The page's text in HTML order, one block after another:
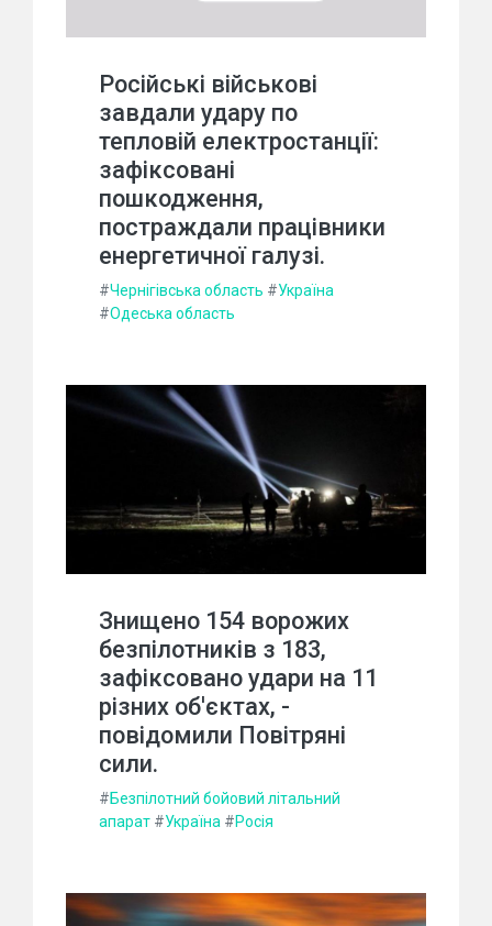
Російські військові
завдали удару по
тепловій електростанції:
зафіксовані
пошкодження,
постраждали працівники
енергетичної галузі.
#Чернігівська область #Україна
#Одеська область
Знищено 154 ворожих
безпілотників з 183,
зафіксовано удари на 11
різних об'єктах, -
повідомили Повітряні
сили.
#Безпілотний бойовий літальний
апарат #Україна #Росія